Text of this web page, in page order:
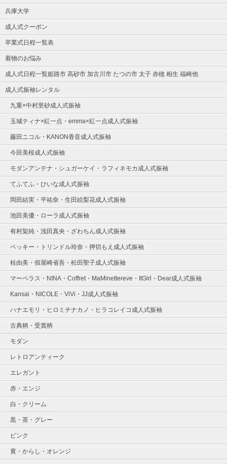
兵庫大学
成人式クーポン
卒業式日程一覧表
着物のお悩み
成人式日程一覧姫路市 高砂市 加古川市 たつの市 太子 赤穂 相生 福崎他
成人式振袖レンタル
九重×中村里砂成人式振袖
玉城ティナ×紅一点・emma×紅一点成人式振袖
藤田ニコル・KANON香音成人式振袖
今田美桜成人式振袖
モダンアンテナ・シュガーケイ・ラフィネモカ成人式振袖
てふてふ・ひいな成人式振袖
岡田結実・平祐奈・生田絵梨花成人式振袖
池田美優・ローラ成人式振袖
有村架純・浅田真央・ざわちん成人式振袖
ベッキー・トリンドル玲奈・押切もえ成人式振袖
桂由美・假屋崎省吾・松田聖子成人式振袖
マーベラス・NINA・Coffret・MaMinettereve・ItGirl・Dear成人式振袖
Kansai・NICOLE・ViVi・JJ成人式振袖
ハナエモリ・ヒロミチナカノ・ヒラコレイコ成人式振袖
古典柄・受賞柄
モダン
レトロアンティーク
エレガント
赤・エンジ
白・クリーム
黒・茶・グレー
ピンク
黄・からし・オレンジ